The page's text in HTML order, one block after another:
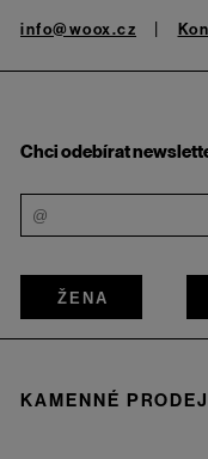
info@woox.cz
Chci odebírat
ŽENA
KAMENNÉ